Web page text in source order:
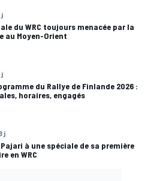
j
du WRC toujours menacée par la
au Moyen-Orient
j
du Rallye de Finlande 2026 :
horaires, engagés
j
à une spéciale de sa première
en WRC